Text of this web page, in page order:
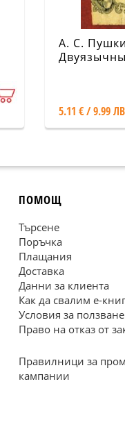
А. С.
5.11 € / 9.99
ПОМОЩ
Търсене
Поръчка
Плащания
Доставка
Данни за клиента
Как да свалим е-
Условия за
Право на отказ от
Правилници за
кампании